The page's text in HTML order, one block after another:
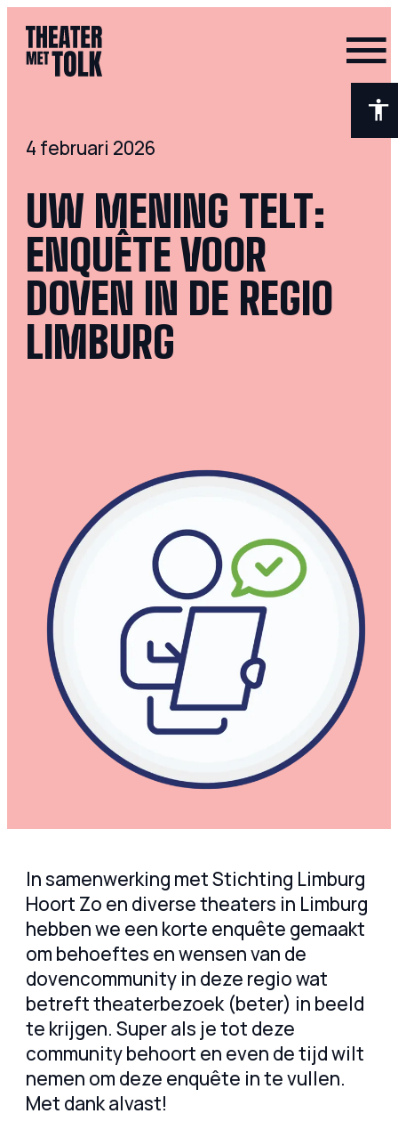
4 februari 2026
UW MENING TELT:
ENQUÊTE VOOR
DOVEN IN DE REGIO
LIMBURG
In samenwerking met Stichting Limburg
Hoort Zo en diverse theaters in Limburg
hebben we een korte enquête gemaakt
om behoeftes en wensen van de
dovencommunity in deze regio wat
betreft theaterbezoek (beter) in beeld
te krijgen. Super als je tot deze
community behoort en even de tijd wilt
nemen om deze enquête in te vullen.
Met dank alvast!